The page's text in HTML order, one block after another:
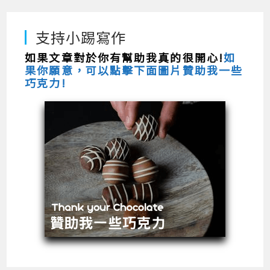
支持小踢寫作
如果文章對於你有幫助我真的很開心!如
果你願意，可以點擊下面圖片贊助我一些
巧克力!